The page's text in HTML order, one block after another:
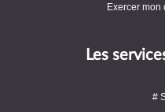
Exercer mon
Les
#